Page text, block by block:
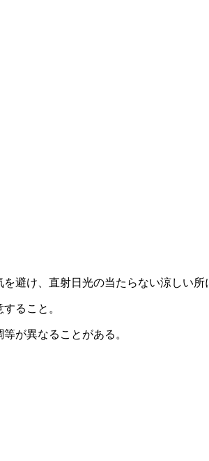
避け、直射日光の当たらない涼しい所
ること。
が異なることがある。